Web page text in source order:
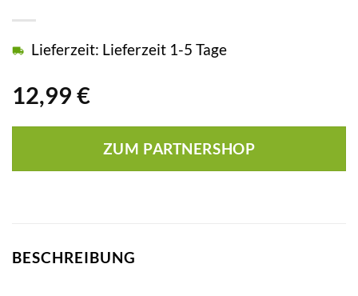
12,99 €
Lieferzeit: Lieferzeit 1-5 Tage
ZUM PARTNERSHOP
BESCHREIBUNG